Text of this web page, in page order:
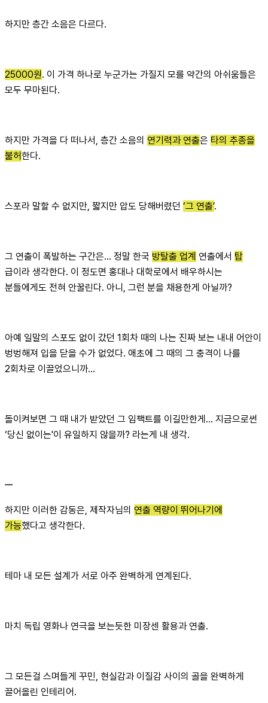
하지만 층간 소음은 다르다.
25000원. 이 가격 하나로 누군가는 가질지 모를 약간의 아쉬움들은
모두 무마된다.
하지만 가격을 다 떠나서, 층간 소음의 연기력과 연출은 타의 추종을
불허한다.
스포라 말할 수 없지만, 짧지만 압도 당해버렸던 ‘그 연출’.
그 연출이 폭발하는 구간은... 정말 한국 방탈출 업계 연출에서 탑
급이라 생각한다. 이 정도면 홍대나 대학로에서 배우하시는
분들에게도 전혀 안꿀린다. 아니, 그런 분을 채용한게 아닐까?
아예 일말의 스포도 없이 갔던 1회차 때의 나는 진짜 보는 내내 어안이
벙벙해져 입을 닫을 수가 없었다. 애초에 그 때의 그 충격이 나를
2회차로 이끌었으니까...
돌이켜보면 그 때 내가 받았던 그 임팩트를 이길만한게... 지금으로썬
‘당신 없이는'이 유일하지 않을까? 라는게 내 생각.
ㅡ
하지만 이러한 감동은, 제작자님의 연출 역량이 뛰어나기에
가능했다고 생각한다.
테마 내 모든 설계가 서로 아주 완벽하게 연계된다.
마치 독립 영화나 연극을 보는듯한 미장센 활용과 연출.
그 모든걸 스며들게 꾸민, 현실감과 이질감 사이의 골을 완벽하게
끌어올린 인테리어.